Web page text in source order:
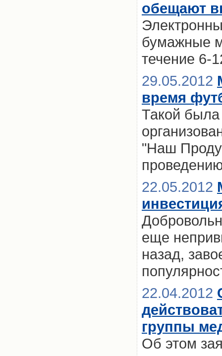
обещают
бумажные
течение 6-
29.05.2012
время
Такой была
"Наш
22.05.2012
еще
назад,
22.04.2012
группы
Об этом